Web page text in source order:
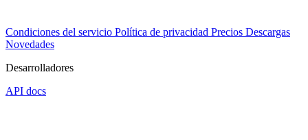
Condiciones del servicio Política de privacidad Precios Descargas
Novedades
Desarrolladores
API docs